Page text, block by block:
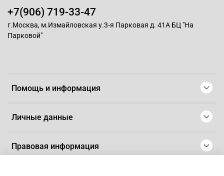
Помощь и информация
Личные данные
Правовая информация
+7(906) 719-33-47
г.Москва, м.Измайловская у.3-я Парковая д. 41А БЦ "На
Парковой"